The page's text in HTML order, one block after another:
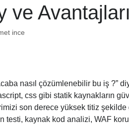
ve Avantajları
ince
nasıl çözümlenebilir bu iş ?”
css gibi statik kaynakların
son derece yüksek titiz
testi, kaynak kod analizi, WAF